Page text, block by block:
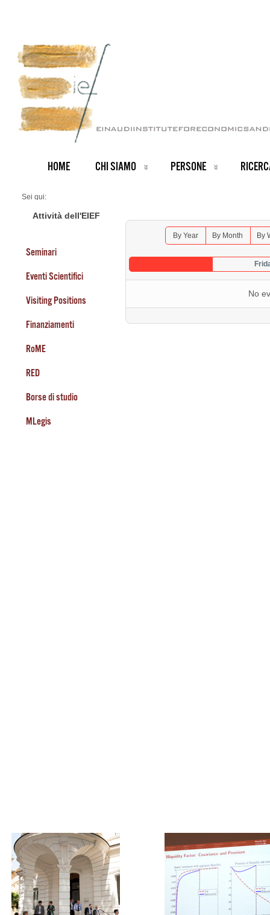
HOME CHI SIAMO PERSONE
Sei qui:
Seminars 2026
Attività dell'EIEF
Seminari
Eventi Scientifici
Visiting Positions
Finanziamenti
RoME
RED
Borse di studio
MLegis
By Year By Month By
No